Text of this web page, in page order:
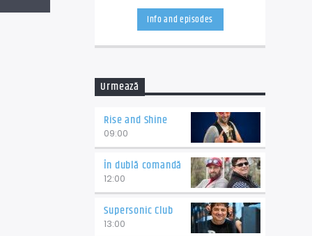
de dimineață, cafeaua și micul
dejun.
Info and episodes
Urmează
Rise and Shine
09:00
În dublă comandă
12:00
Supersonic Club
13:00